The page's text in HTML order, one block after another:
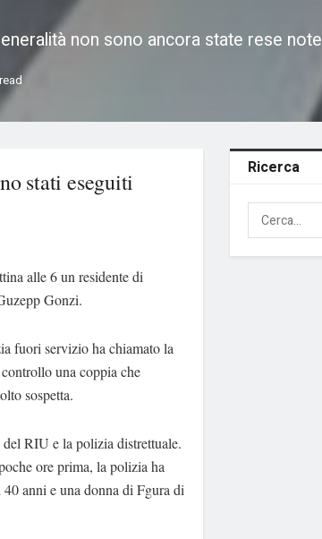
non sono ancora state rese note
stati eseguiti
alle 6 un residente di
Gonzi.
fuori servizio ha chiamato la
una coppia che
sospetta.
RIU e la polizia distrettuale.
ore prima, la polizia ha
anni e una donna di Fgura di
Ricerca